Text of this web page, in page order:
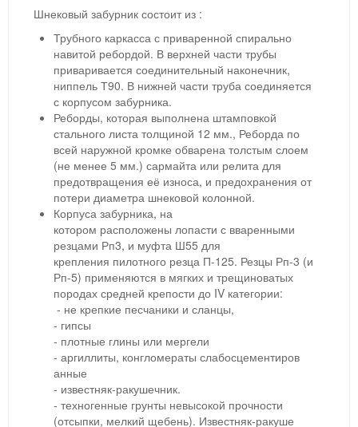
Шнековый забурник состоит из :
Трубного каркасса с приваренной спирально
навитой ребордой. В верхней части трубы
приваривается соединительный наконечник,
ниппель Т90. В нижней части труба соединяется
с корпусом забурника.
Реборды, которая выполнена штамповкой
стального листа толщиной 12 мм., Реборда по
всей наружной кромке обварена толстым слоем
(не менее 5 мм.) сармайта или релита для
предотвращения её износа, и предохранения от
потери диаметра шнековой колонной.
Корпуса забурника, на
котором расположены лопасти с вваренными
резцами Рп3, и муфта Ш55 для
крепления пилотного резца П-125. Резцы Рп-3 (и
Рп-5) применяются в мягких и трещиноватых
породах средней крепости до IV категории:
- не крепкие песчаники и сланцы,
- гипсы
- плотные глины или мергели
- аргиллиты, конгломераты слабосцементиров
анные
- известняк-ракушечник.
- техногенные грунты невысокой прочности
(отсыпки, мелкий щебень). Известняк-ракуше